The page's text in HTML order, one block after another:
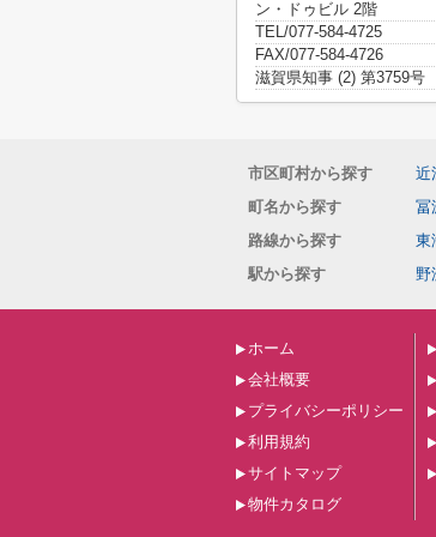
ン・ドゥビル 2階
TEL/077-584-4725
FAX/077-584-4726
滋賀県知事 (2) 第3759号
市区町村から探す 近
町名から探す
冨
路線から探す
東
駅から探す
野
ホーム
会社概要
プライバシーポリシー
利用規約
サイトマップ
物件カタログ